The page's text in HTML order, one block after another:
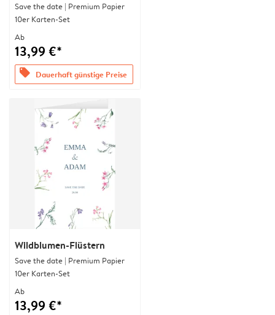
Save the date | Premium Papier
10er Karten-Set
Ab
13,99 €*
offers Dauerhaft günstige Preise
Wildblumen-Flüstern
Save the date | Premium Papier
10er Karten-Set
Ab
13,99 €*